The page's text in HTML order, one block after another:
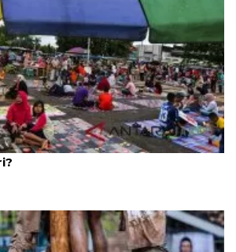
puasa Syawal setelah